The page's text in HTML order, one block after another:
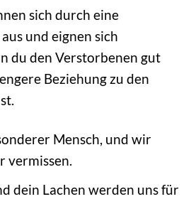
sich durch eine
und eignen sich
du den Verstorbenen gut
Beziehung zu den
Mensch, und wir
vermissen.
dein Lachen werden uns für